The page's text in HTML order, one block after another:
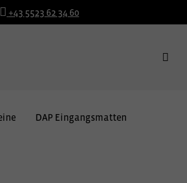
+43 5523 62 34 60
DAP Eingangsmatten